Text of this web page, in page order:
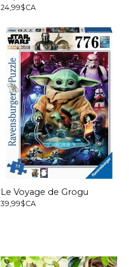
24,99$CA
Le Voyage de Grogu
39,99$CA